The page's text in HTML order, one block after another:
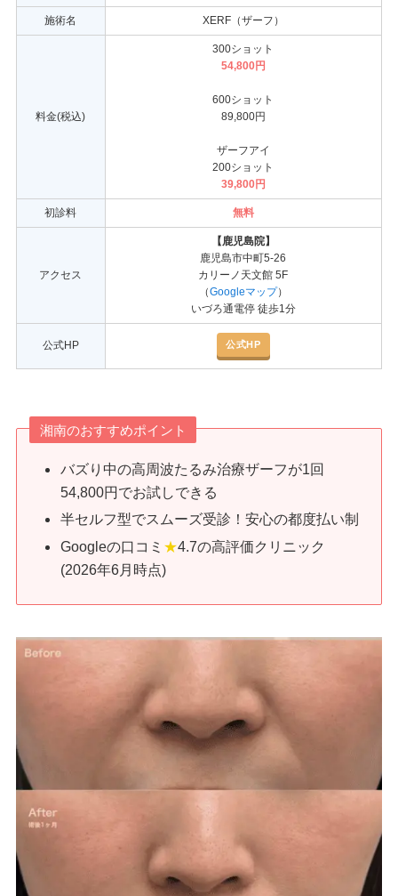
施術名 XERF（ザーフ）
料金(税込)
300ショット
54,800円
600ショット
89,800円
ザーフアイ
200ショット
39,800円
初診料 無料
アクセス
【鹿児島院】
鹿児島市中町5-26
カリーノ天文館 5F
（Googleマップ）
いづろ通電停 徒歩1分
公式HP 公式HP
湘南のおすすめポイント
バズり中の高周波たるみ治療ザーフが1回
54,800円でお試しできる
半セルフ型でスムーズ受診！安心の都度払い制
Googleの口コミ ★4.7の高評価クリニック
(2026年6月時点)